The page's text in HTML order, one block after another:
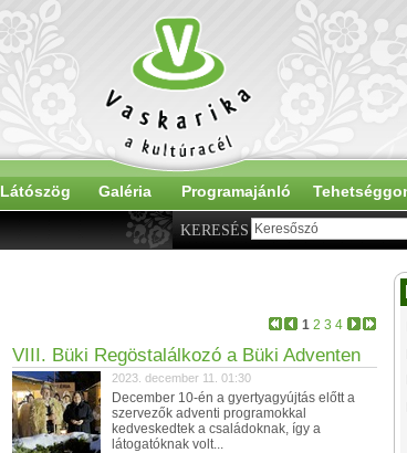
Látószög Galéria Programajánló
KERESÉS
1 2 3 4
VIII. Büki Regöstalálkozó a Büki Adventen
2023. december 11. 01:30
December 10-én a gyertyagyújtás előtt a
szervezők adventi programokkal
kedveskedtek a családoknak, így a
látogatóknak volt...